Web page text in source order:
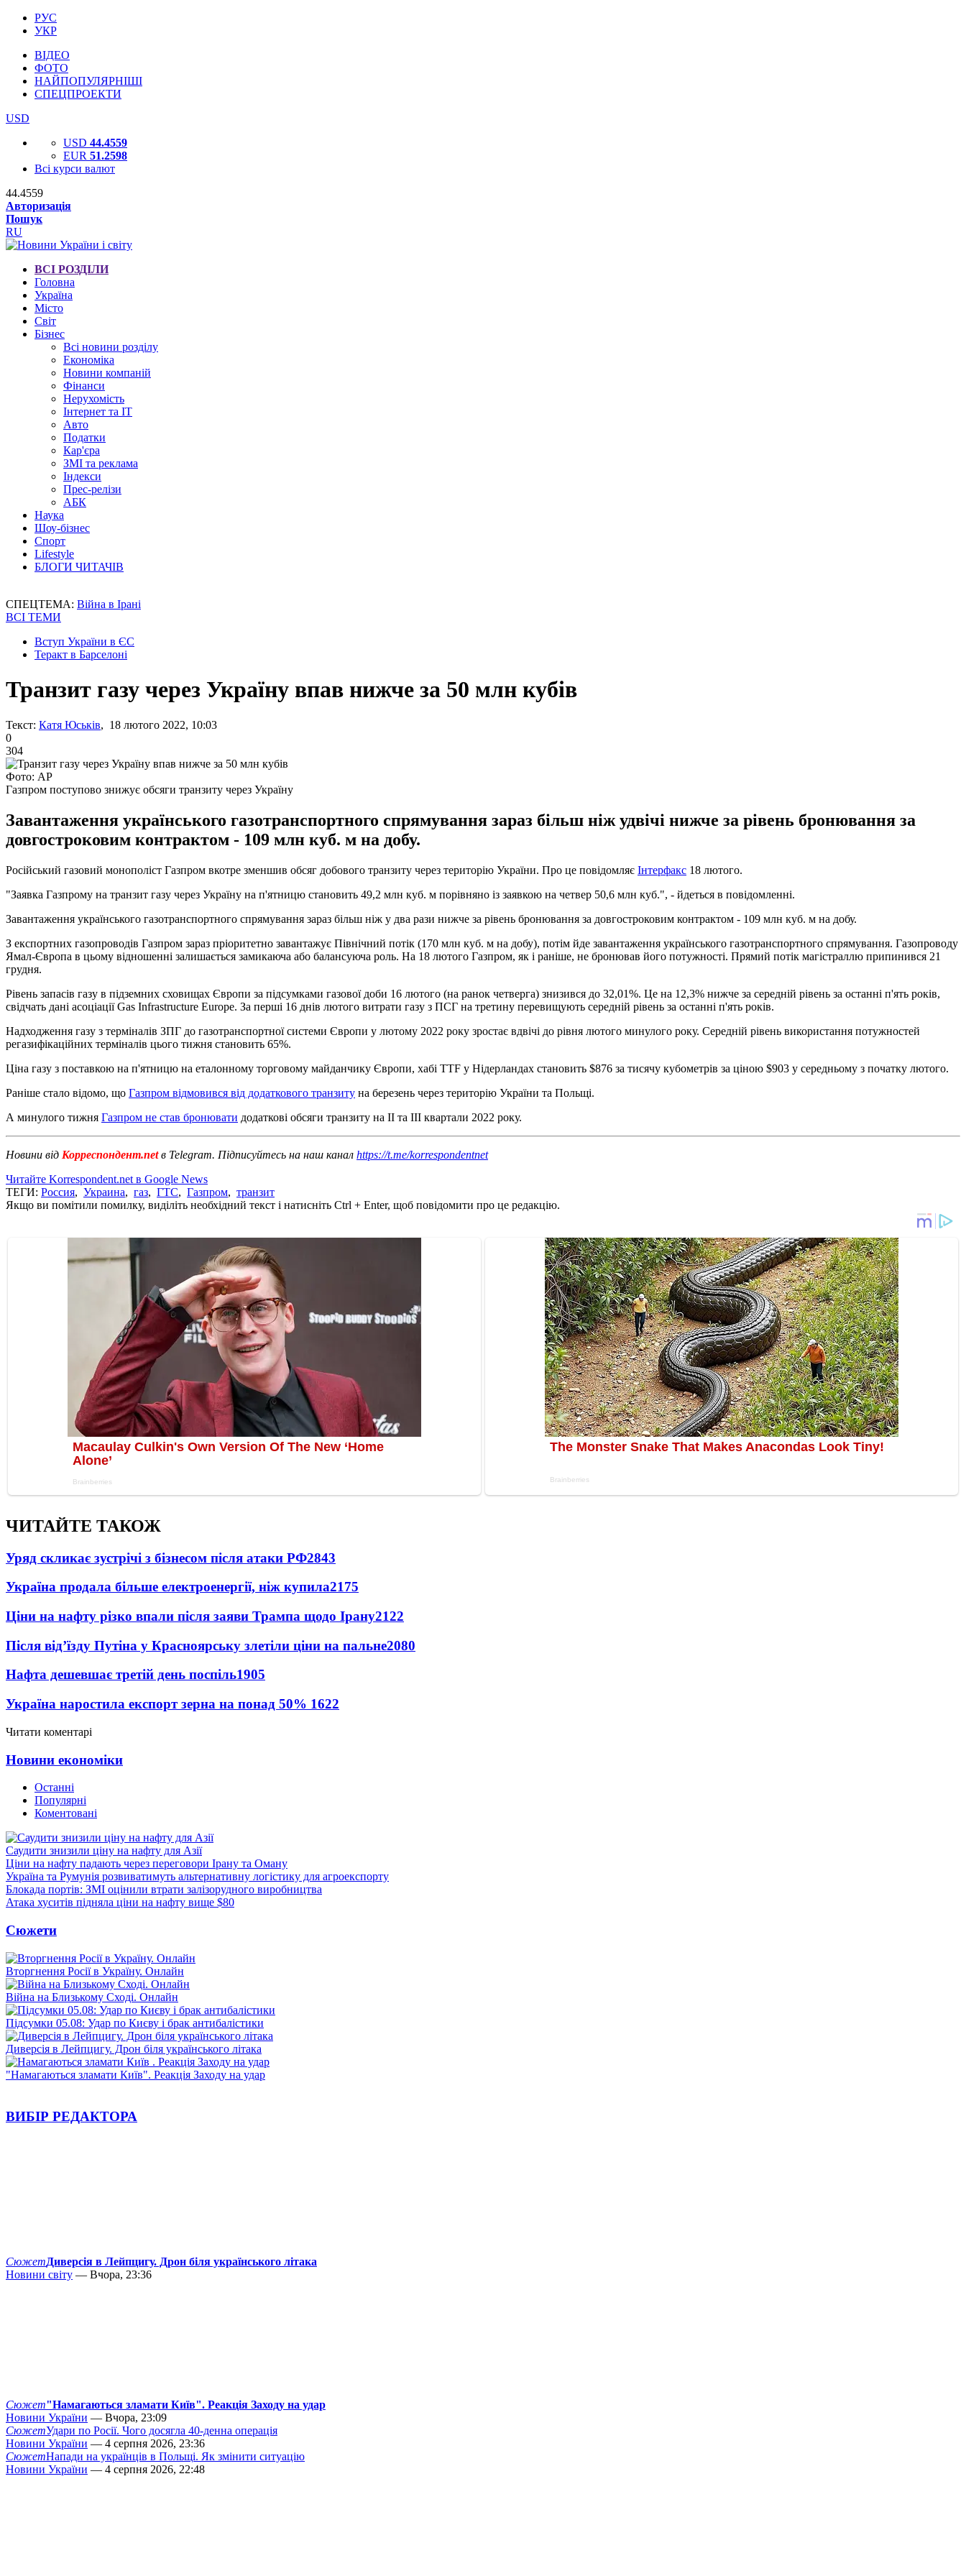
РУС
УКР
ВІДЕО
ФОТО
НАЙПОПУЛЯРНІШІ
СПЕЦПРОЕКТИ
USD
USD 44.4559
EUR 51.2598
Всі курси валют
44.4559
Авторизація
Пошук
RU
ВСІ РОЗДІЛИ
Головна
Україна
Місто
Світ
Бізнес
Всі новини розділу
Економіка
Новини компаній
Фінанси
Нерухомість
Інтернет та IT
Авто
Податки
Кар'єра
ЗМІ та реклама
Індекси
Прес-релізи
АБК
Наука
Шоу-бізнес
Спорт
Lifestyle
БЛОГИ ЧИТАЧІВ
СПЕЦТЕМА: Війна в Ірані
ВСІ ТЕМИ
Вступ України в ЄС
Теракт в Барселоні
Транзит газу через Україну впав нижче за 50 млн кубів
Текст: Катя Юськів, 18 лютого 2022, 10:03
0
304
Фото: AP
Газпром поступово знижує обсяги транзиту через Україну
Завантаження українського газотранспортного спрямування зараз більш ніж удвічі нижче за рівень бронювання за
довгостроковим контрактом - 109 млн куб. м на добу.
Російський газовий монополіст Газпром вкотре зменшив обсяг добового транзиту через територію України. Про це повідомляє Інтерфакс 18 лютого.
"Заявка Газпрому на транзит газу через Україну на п'ятницю становить 49,2 млн куб. м порівняно із заявкою на четвер 50,6 млн куб.", - йдеться в повідомленні.
Завантаження українського газотранспортного спрямування зараз більш ніж у два рази нижче за рівень бронювання за довгостроковим контрактом - 109 млн куб. м на добу.
З експортних газопроводів Газпром зараз пріоритетно завантажує Північний потік (170 млн куб. м на добу), потім йде завантаження українського газотранспортного спрямування. Газопроводу
Ямал-Європа в цьому відношенні залишається замикаюча або балансуюча роль. На 18 лютого Газпром, як і раніше, не бронював його потужності. Прямий потік магістраллю припинився 21
грудня.
Рівень запасів газу в підземних сховищах Європи за підсумками газової доби 16 лютого (на ранок четверга) знизився до 32,01%. Це на 12,3% нижче за середній рівень за останні п'ять років,
свідчать дані асоціації Gas Infrastructure Europe. За перші 16 днів лютого витрати газу з ПСГ на третину перевищують середній рівень за останні п'ять років.
Надходження газу з терміналів ЗПГ до газотранспортної системи Європи у лютому 2022 року зростає вдвічі до рівня лютого минулого року. Середній рівень використання потужностей
регазифікаційних терміналів цього тижня становить 65%.
Ціна газу з поставкою на п'ятницю на еталонному торговому майданчику Європи, хабі TTF у Нідерландах становить $876 за тисячу кубометрів за ціною $903 у середньому з початку лютого.
Раніше стало відомо, що Газпром відмовився від додаткового транзиту на березень через територію України та Польщі.
А минулого тижня Газпром не став бронювати додаткові обсяги транзиту на ІІ та ІІІ квартали 2022 року.
Новини від Корреспондент.netв Telegram. Підписуйтесь на наш канал https://t.me/korrespondentnet
Читайте Korrespondent.net в Google News
ТЕГИ: Россия, Украина, газ, ГТС, Газпром, транзит
Якщо ви помітили помилку, виділіть необхідний текст і натисніть Ctrl + Enter, щоб повідомити про це редакцію.
ЧИТАЙТЕ ТАКОЖ
Уряд скликає зустрічі з бізнесом після атаки РФ2843
Україна продала більше електроенергії, ніж купила2175
Ціни на нафту різко впали після заяви Трампа щодо Ірану2122
Після від’їзду Путіна у Красноярську злетіли ціни на пальне2080
Нафта дешевшає третій день поспіль1905
Україна наростила експорт зерна на понад 50% 1622
Читати коментарі
Новини економіки
Останні
Популярні
Коментовані
Саудити знизили ціну на нафту для Азії
Ціни на нафту падають через переговори Ірану та Оману
Україна та Румунія розвиватимуть альтернативну логістику для агроекспорту
Блокада портів: ЗМІ оцінили втрати залізорудного виробництва
Атака хуситів підняла ціни на нафту вище $80
Сюжети
Вторгнення Росії в Україну. Онлайн
Війна на Близькому Сході. Онлайн
Підсумки 05.08: Удар по Києву і брак антибалістики
Диверсія в Лейпцигу. Дрон біля українського літака
"Намагаються зламати Київ". Реакція Заходу на удар
ВИБІР РЕДАКТОРА
СюжетДиверсія в Лейпцигу. Дрон біля українського літака
Новини світу — Вчора, 23:36
Сюжет"Намагаються зламати Київ". Реакція Заходу на удар
Новини України — Вчора, 23:09
СюжетУдари по Росії. Чого досягла 40-денна операція
Новини України — 4 серпня 2026, 23:36
СюжетНапади на українців в Польщі. Як змінити ситуацію
Новини України — 4 серпня 2026, 22:48